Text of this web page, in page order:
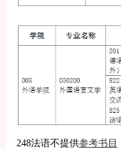
248法语不提供参考书目